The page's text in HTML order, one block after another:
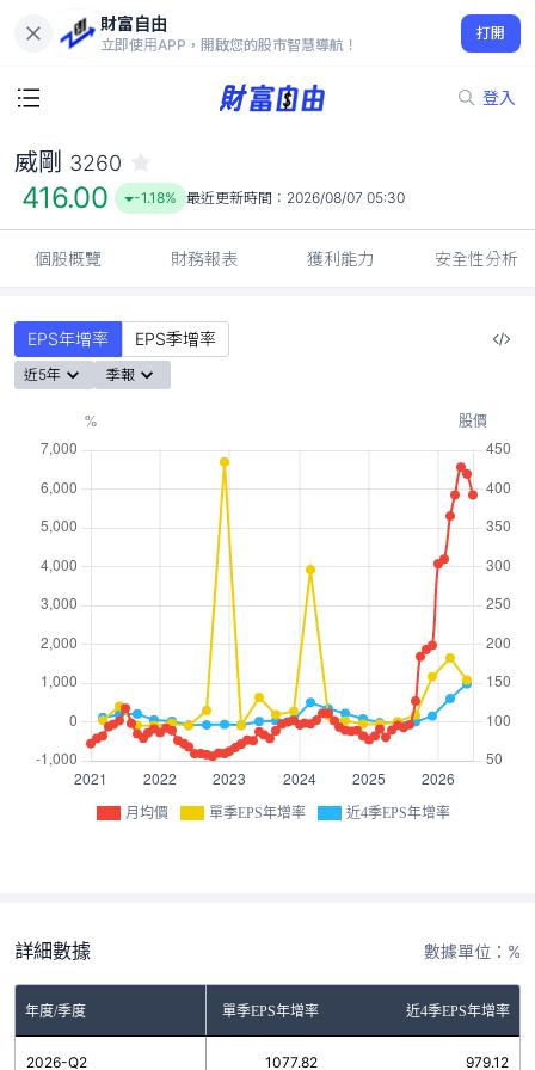
財富自由
立即使用APP，開啟您的股市智慧導航！
打開
登入
416.00
-1.18%
威剛 3260
416.00 -1.18% 最近更新時間： 2026/08/07 05:30
個股概覽 財務報表 獲利能力 安全性分析
EPS年增率 EPS季增率
近5年 季報
月均價 單季EPS年增率 近4季EPS年增率
詳細數據 數據單位：%
年度/季度 單季EPS年增率 近4季EPS年增率
2026-Q2 1077.82 979.12